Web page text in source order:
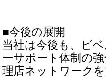
■今後の展開
当社は今後も、ビ
ーサポート体制の
理店ネットワーク